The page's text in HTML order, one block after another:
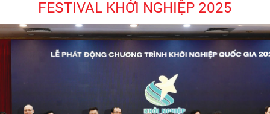
FESTIVAL KHỞI NGHIỆP 2025